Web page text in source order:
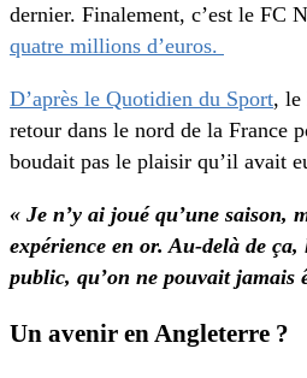
dernier. Finalement, c’est le FC
quatre millions d’euros.
D’après le Quotidien du Sport, le
retour dans le nord de la France
boudait pas le plaisir qu’il avait
« Je n’y ai joué qu’une saison,
expérience en or. Au-delà de
public, qu’on ne pouvait jamais
Un avenir en Angleterre ?